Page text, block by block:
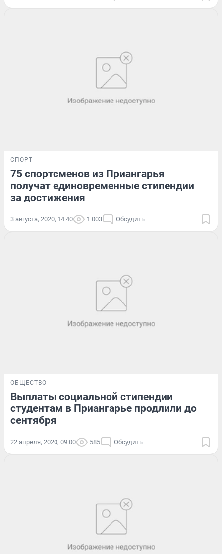
СПОРТ
75 спортсменов из Приангарья
получат единовременные стипендии
за достижения
3 августа, 2020, 14:40 1 003 Обсудить
ОБЩЕСТВО
Выплаты социальной стипендии
студентам в Приангарье продлили до
сентября
22 апреля, 2020, 09:00 585 Обсудить